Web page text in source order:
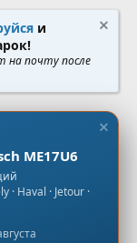
и
на почту после
ME17U6
· Haval · Jetour ·